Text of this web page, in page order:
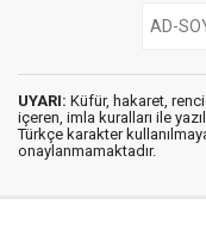
UYARI: Küfür, hakaret,
içeren, imla kuralları ile
Türkçe karakter
onaylanmamaktadır.